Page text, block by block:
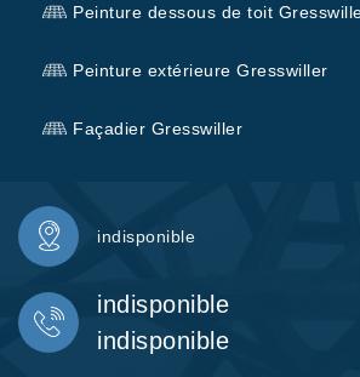
Peinture dessous de toit
Peinture extérieure Gresswiller
Façadier Gresswiller
indisponible
indisponible
indisponible